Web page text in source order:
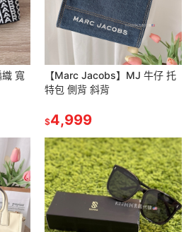
寬
【Marc Jacobs】MJ 牛仔 托
特包 側背 斜背
$4,999